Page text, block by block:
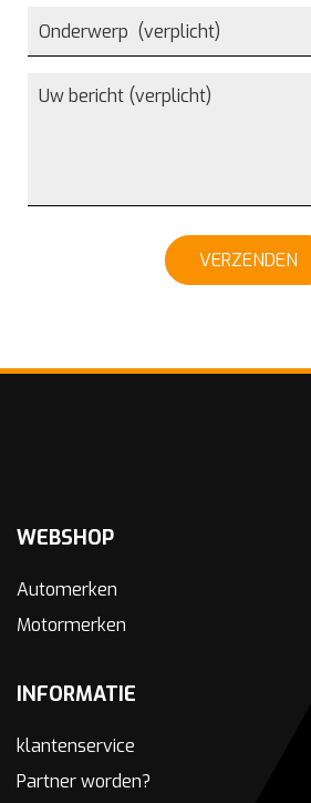
VERZENDEN
WEBSHOP
Automerken
Motormerken
INFORMATIE
klantenservice
Partner worden?